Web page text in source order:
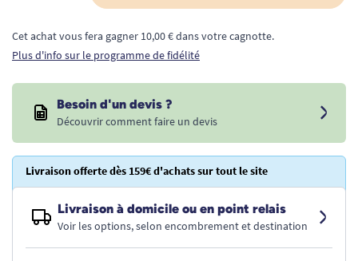
Cet achat vous fera gagner 10,00 € dans votre cagnotte.
Plus d'info sur le programme de fidélité
Besoin d'un devis ?
Découvrir comment faire un devis
Livraison offerte dès 159€ d'achats sur tout le site
Livraison à domicile ou en point relais
Voir les options, selon encombrement et destination